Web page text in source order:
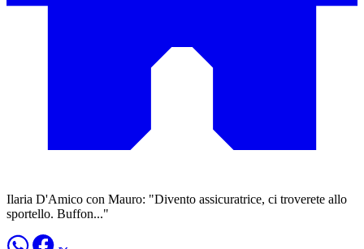
Ilaria D'Amico con Mauro: "Divento assicuratrice, ci troverete allo
sportello. Buffon..."